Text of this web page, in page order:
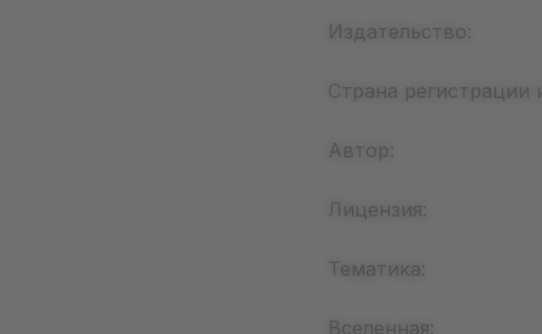
Издательство:
Страна регистрации
Автор:
Лицензия:
Тематика:
Вселенная: